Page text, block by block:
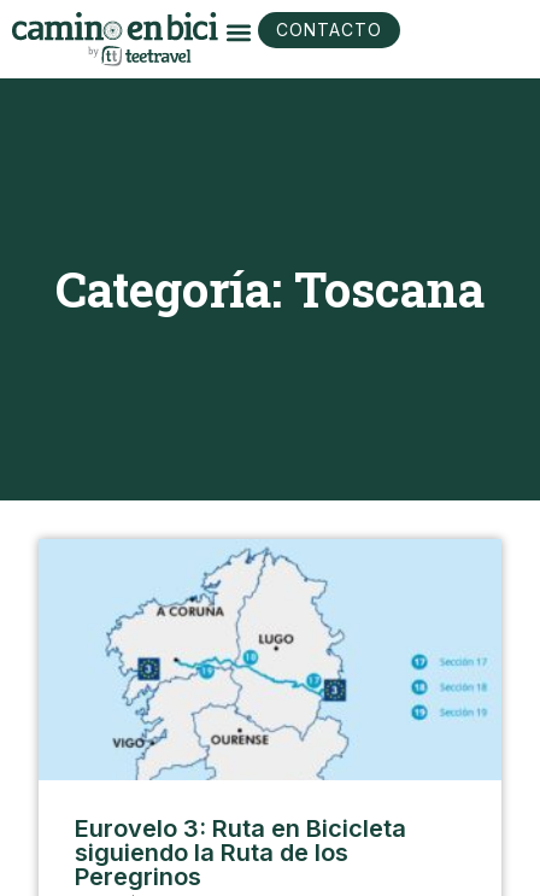
CONTACTO
Categoría: Toscana
Eurovelo 3: Ruta en Bicicleta
siguiendo la Ruta de los
Peregrinos